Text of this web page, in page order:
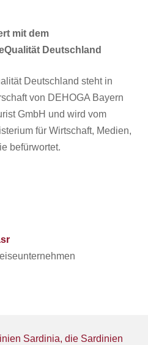
mit dem
Deutschland
Deutschland steht in
von DEHOGA Bayern
GmbH und wird vom
für Wirtschaft, Medien,
befürwortet.
Sardinia, die Sardinien